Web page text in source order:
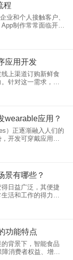
程
业和个人接触客户、
制作常常面临开发
聚焦于如何通过App
阐述App开发封装方
应用开发
上渠道订购新鲜食
针对这一需求，开
序显得尤为重要。
小程序开发，实现
wearable应用？
）正逐渐融入人们的
开发可穿戴应用成
将深入探讨开发
工具，以及如何通
景有哪些？
日益广泛，其便捷
活和工作的得力助
序应用场景，揭示
论工具类小程序功
功能特点
背景下，智能食品
消费者权益、增强